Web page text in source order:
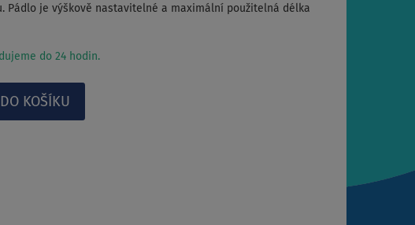
Pádlo je výškově nastavitelné a maximální použitelná délka
do 24 hodin.